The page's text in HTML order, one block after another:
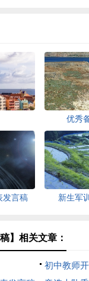
优秀
发言稿 新生军
】相关文章：
初中教师